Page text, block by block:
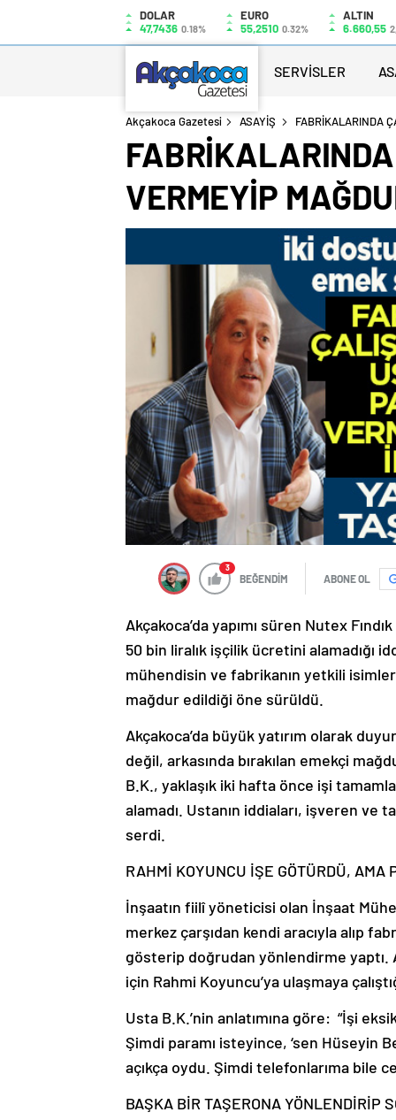
DOLAR
47,7436 0.18%
EURO
55,2510 0.32%
ALTIN
6.660,55
SERVİSLER
Akçakoca Gazetesi ASAYİŞ FABRİKALARINDA
VERMEYİP
3
BEĞENDİM ABONE OL
Akçakoca’da yapımı süren Nutex
50 bin liralık işçilik ücretini alamadığı
mühendisin ve fabrikanın yetkili
mağdur edildiği öne sürüldü.
Akçakoca’da büyük yatırım olarak
değil, arkasında bırakılan emekçi
B.K., yaklaşık iki hafta önce işi
alamadı. Ustanın iddiaları, işveren ve
serdi.
RAHMİ KOYUNCU İŞE GÖTÜRDÜ, AMA
İnşaatın fiilî yöneticisi olan İnşaat
merkez çarşıdan kendi aracıyla alıp
gösterip doğrudan yönlendirme yaptı.
için Rahmi Koyuncu’ya ulaşmaya
Usta B.K.’nin anlatımına göre: “İşi
Şimdi paramı isteyince, ‘sen Hüseyin
açıkça oydu. Şimdi telefonlarıma bile
BAŞKA BİR TAŞERONA YÖNLENDİRİP